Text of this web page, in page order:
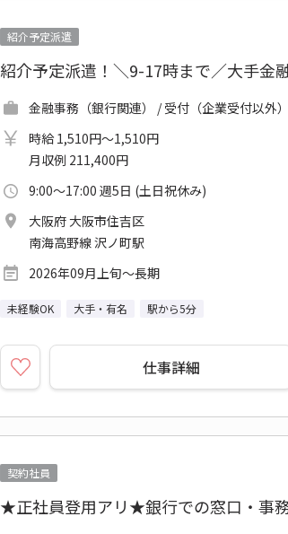
紹介予定派遣
紹介予定派遣！＼9-17時まで／大手金
金融事務（銀行関連） / 受付（企業受付以外
時給 1,510円～1,510円
月収例 211,400円
9:00～17:00 週5日 (土日祝休み)
大阪府 大阪市住吉区
南海高野線 沢ノ町駅
2026年09月上旬～長期
未経験OK 大手・有名 駅から5分
仕事詳細
契約社員
★正社員登用アリ★銀行での窓口・事